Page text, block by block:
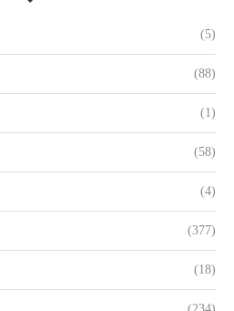
(5)
(88)
(1)
(58)
(4)
(377)
(18)